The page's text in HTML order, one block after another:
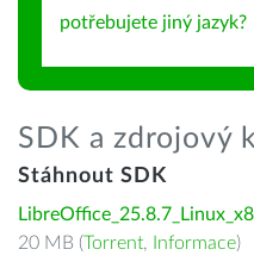
potřebujete jiný jazyk?
SDK a zdrojový
Stáhnout SDK
20 MB (Torrent, Informace)